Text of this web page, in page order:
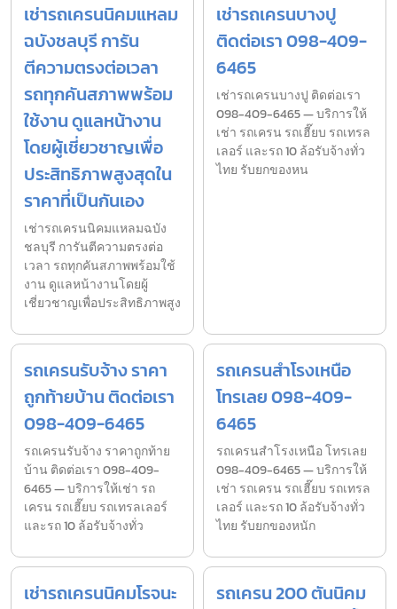
เช่ารถเครนนิคมแหลม
ฉบังชลบุรี การัน
ตีความตรงต่อเวลา
รถทุกคันสภาพพร้อม
ใช้งาน ดูแลหน้างาน
โดยผู้เชี่ยวชาญเพื่อ
ประสิทธิภาพสูงสุดใน
ราคาที่เป็นกันเอง
เช่ารถเครนนิคมแหลมฉบัง
ชลบุรี การันตีความตรงต่อ
เวลา รถทุกคันสภาพพร้อมใช้
งาน ดูแลหน้างานโดยผู้
เชี่ยวชาญเพื่อประสิทธิภาพสูง
เช่ารถเครนบางปู
ติดต่อเรา 098-409-
6465
เช่ารถเครนบางปู ติดต่อเรา
098-409-6465 — บริการให้
เช่า รถเครน รถเฮี๊ยบ รถเทรล
เลอร์ และรถ 10 ล้อรับจ้างทั่ว
ไทย รับยกของหน
รถเครนรับจ้าง ราคา
ถูกท้ายบ้าน ติดต่อเรา
098-409-6465
รถเครนรับจ้าง ราคาถูกท้าย
บ้าน ติดต่อเรา 098-409-
6465 — บริการให้เช่า รถ
เครน รถเฮี๊ยบ รถเทรลเลอร์
และรถ 10 ล้อรับจ้างทั่ว
รถเครนสำโรงเหนือ
โทรเลย 098-409-
6465
รถเครนสำโรงเหนือ โทรเลย
098-409-6465 — บริการให้
เช่า รถเครน รถเฮี๊ยบ รถเทรล
เลอร์ และรถ 10 ล้อรับจ้างทั่ว
ไทย รับยกของหนัก
เช่ารถเครนนิคมโรจนะ
รถเครน 200 ตันนิคม